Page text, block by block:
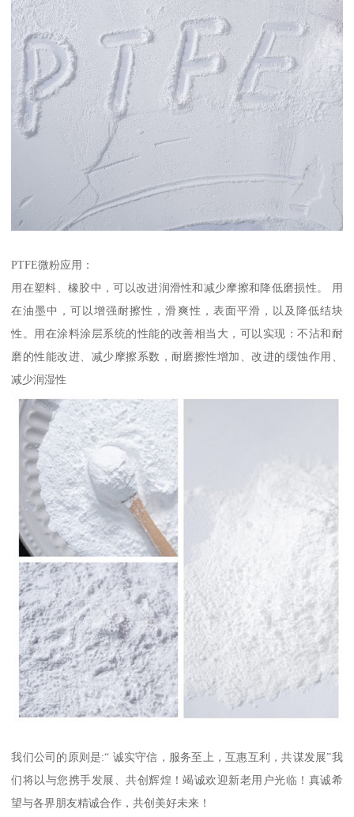
PTFE微粉应用：
用在塑料、橡胶中，可以改进润滑性和减少摩擦和降低磨损性。 用
在油墨中，可以增强耐擦性，滑爽性，表面平滑，以及降低结块
性。用在涂料涂层系统的性能的改善相当大，可以实现：不沾和耐
磨的性能改进、减少摩擦系数，耐磨擦性增加、改进的缓蚀作用、
减少润湿性
我们公司的原则是:“ 诚实守信，服务至上，互惠互利，共谋发展”我
们将以与您携手发展、共创辉煌！竭诚欢迎新老用户光临！真诚希
望与各界朋友精诚合作，共创美好未来！